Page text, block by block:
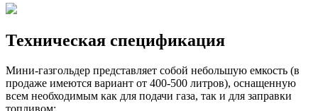
Техническая спецификация
Мини-газгольдер представляет собой небольшую емкость (в
продаже имеются вариант от 400-500 литров), оснащенную
всем необходимым как для подачи газа, так и для заправки
топливом: